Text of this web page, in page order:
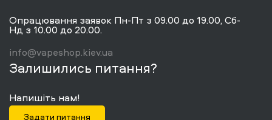
Опрацювання заявок Пн-Пт з 09.00 до 19.00, Сб-
Нд з 10.00 до 20.00.
info@vapeshop.kiev.ua
Залишились питання?
Напишіть нам!
Задати питання